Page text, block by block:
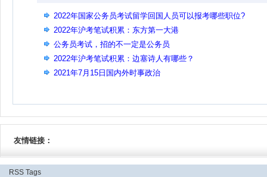
2022年国家公务员考试留学回国人员可以报考哪些职位?
2022年沪考笔试积累：东方第一大港
公务员考试，招的不一定是公务员
2022年沪考笔试积累：边塞诗人有哪些？
2021年7月15日国内外时事政治
友情链接：
RSS Tags